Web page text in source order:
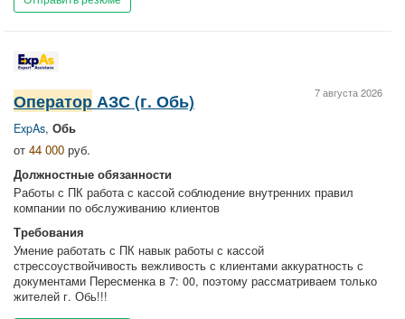
7 августа 2026
Оператор АЗС (г. Обь)
ExpAs, Обь
от 44 000 руб.
Должностные обязанности
Работы с ПК работа с кассой соблюдение внутренних правил
компании по обслуживанию клиентов
Требования
Умение работать с ПК навык работы с кассой
стрессоуствойчивость вежливость с клиентами аккуратность с
документами Пересменка в 7: 00, поэтому рассматриваем только
жителей г. Обь!!!